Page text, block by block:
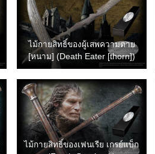
ไม้กายสิทธิ์ของผู้เสพความตาย
[หนาม] (Death Eater [thorn])
ไม้กายสิทธิ์ของเฟนเรีย เกรย์แบ็ก